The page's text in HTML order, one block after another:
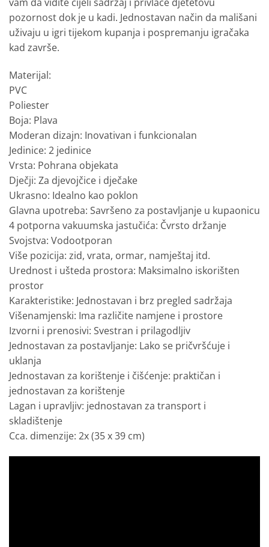
pozornost dok je u kadi. Jednostavan način da mališani
uživaju u igri tijekom kupanja i pospremanju igračaka
kad završe.
Materijal:
PVC
Poliester
Boja: Plava
Moderan dizajn: Inovativan i funkcionalan
Jedinice: 2 jedinice
Vrsta: Pohrana objekata
Dječji: Za djevojčice i dječake
Ukrasno: Idealno kao poklon
Glavna upotreba: Savršeno za postavljanje u kupaonicu
4 potporna vakuumska jastučića: Čvrsto držanje
Svojstva: Vodootporan
Više pozicija: zid, vrata, ormar, namještaj itd.
Urednost i ušteda prostora: Maksimalno iskorišten
prostor
Karakteristike: Jednostavan i brz pregled sadržaja
Višenamjenski: Ima različite namjene i prostore
Izvorni i prenosivi: Svestran i prilagodljiv
Jednostavan za postavljanje: Lako se pričvršćuje i
uklanja
Jednostavan za korištenje i čišćenje: praktičan i
jednostavan za korištenje
Lagan i upravljiv: jednostavan za transport i
skladištenje
Cca. dimenzije: 2x (35 x 39 cm)